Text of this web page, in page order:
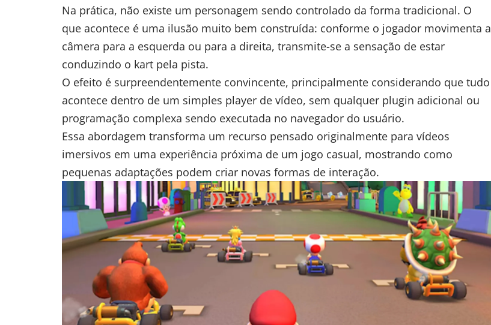
Na prática, não existe um personagem sendo controlado da forma tradicional. O
que acontece é uma ilusão muito bem construída: conforme o jogador movimenta a
câmera para a esquerda ou para a direita, transmite-se a sensação de estar
conduzindo o kart pela pista.
O efeito é surpreendentemente convincente, principalmente considerando que tudo
acontece dentro de um simples player de vídeo, sem qualquer plugin adicional ou
programação complexa sendo executada no navegador do usuário.
Essa abordagem transforma um recurso pensado originalmente para vídeos
imersivos em uma experiência próxima de um jogo casual, mostrando como
pequenas adaptações podem criar novas formas de interação.